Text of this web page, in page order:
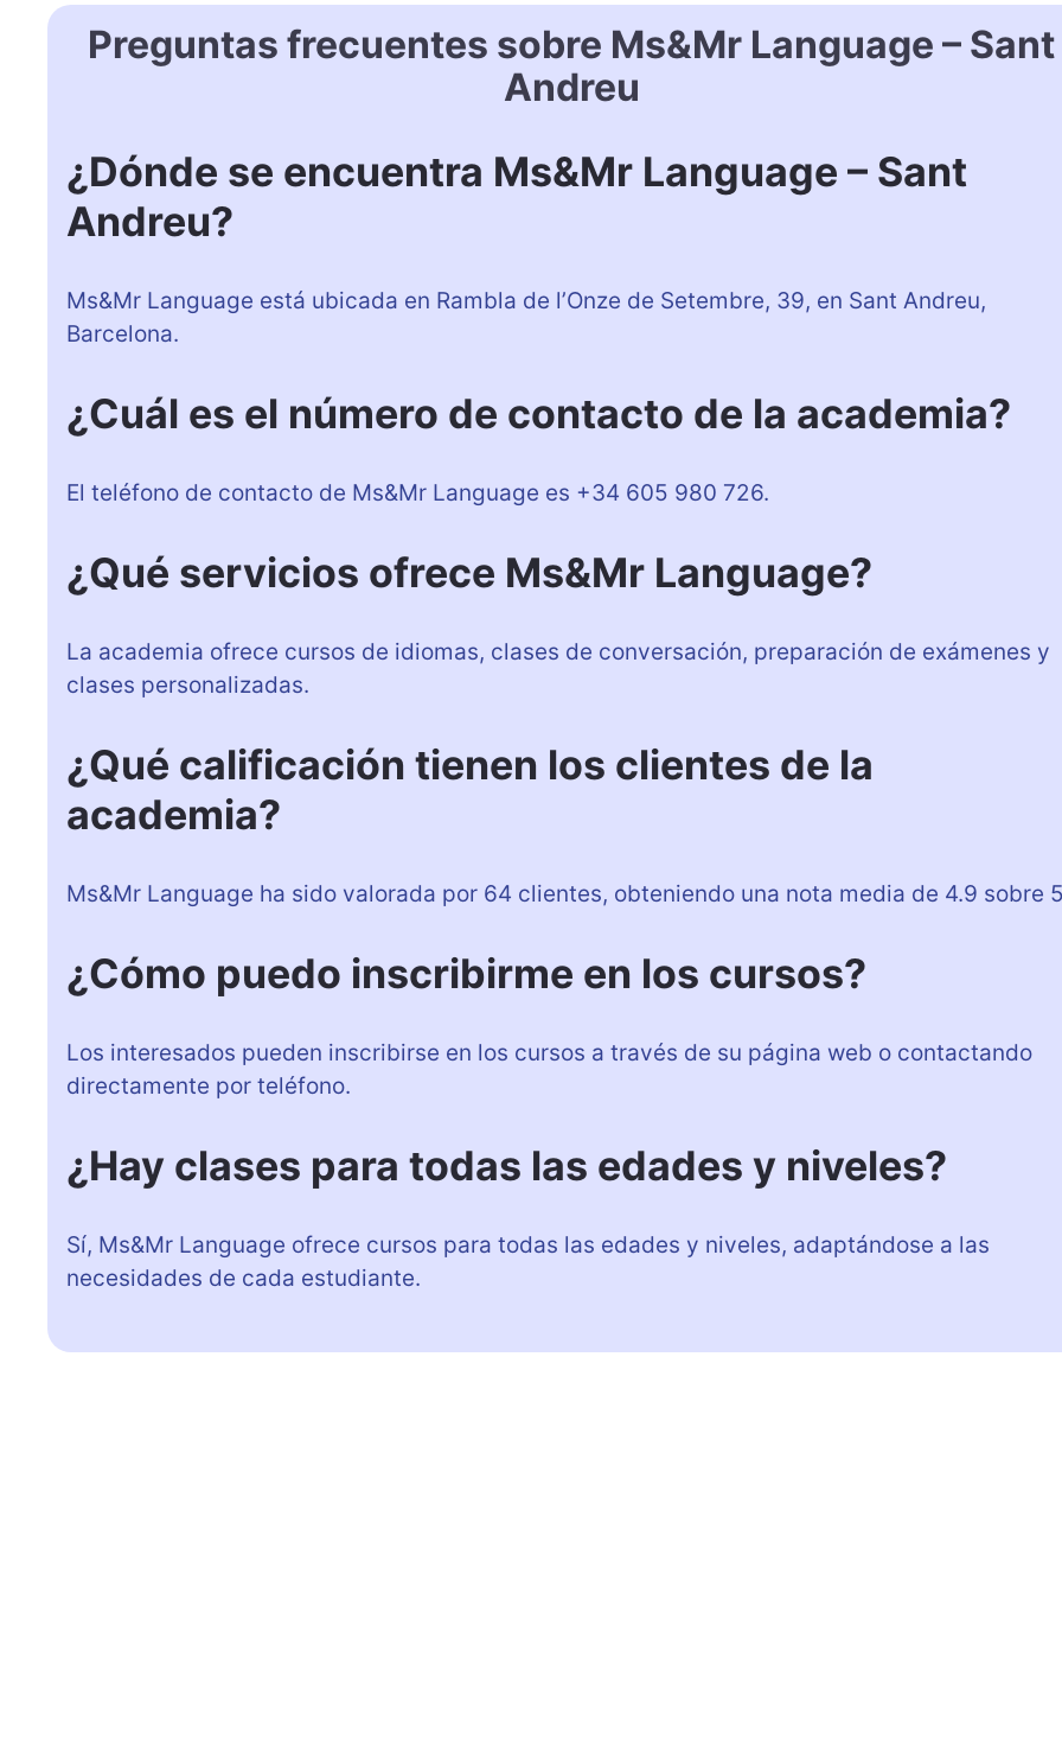
Preguntas frecuentes sobre Ms&Mr Language – Sant
Andreu
¿Dónde se encuentra Ms&Mr Language – Sant
Andreu?
Ms&Mr Language está ubicada en Rambla de l’Onze de Setembre, 39, en Sant Andreu,
Barcelona.
¿Cuál es el número de contacto de la academia?
El teléfono de contacto de Ms&Mr Language es +34 605 980 726.
¿Qué servicios ofrece Ms&Mr Language?
La academia ofrece cursos de idiomas, clases de conversación, preparación de exámenes y
clases personalizadas.
¿Qué calificación tienen los clientes de la
academia?
Ms&Mr Language ha sido valorada por 64 clientes, obteniendo una nota media de 4.9 sobre
¿Cómo puedo inscribirme en los cursos?
Los interesados pueden inscribirse en los cursos a través de su página web o contactando
directamente por teléfono.
¿Hay clases para todas las edades y niveles?
Sí, Ms&Mr Language ofrece cursos para todas las edades y niveles, adaptándose a las
necesidades de cada estudiante.